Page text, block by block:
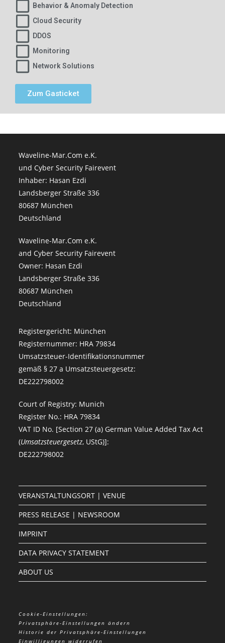
Behavior & Anomaly Detection
Cloud Security
DDOS
Monitoring
Network Solutions
Zum Gasticket
Waveline-Mar.Com e.K.
und Cyber Security Fairevent
Inhaber: Hasan Ezdi
Landsberger Straße 336
80687 München
Deutschland
Waveline-Mar.Com e.K.
and Cyber Security Fairevent
Owner: Hasan Ezdi
Landsberger Straße 336
80687 München
Deutschland
Registergericht: München
Registernummer: HRA 79834
Umsatzsteuer-Identifikationsnummer
gemäß § 27 a Umsatzsteuergesetz:
DE222798002
Court of Registry: Munich
Register No.: HRA 79834
VAT ID No. [Section 27 (a) German Value Added Tax Act
(Umsatzsteuergesetz, UStG)]:
DE222798002
VERANSTALTUNGSORT | VENUE
PRESS RELEASE | NEWSROOM
IMPRINT
DATA PRIVACY STATEMENT
ABOUT US
Cookie-Einstellungen:
Privatsphäre-Einstellungen ändern
Historie der Privatsphäre-Einstellungen
Einwilligungen widerrufen